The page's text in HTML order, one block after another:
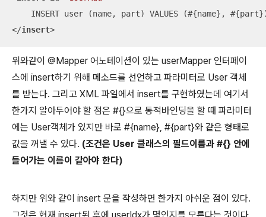
</insert>
위와같이 @Mapper 어노테이션이 있는 userMapper 인터페이
스에 insert하기 위해 메소드를 선언하고 파라미터로 User 객체
를 받는다. 그리고 XML 파일에서 insert를 구현하였는데 여기서
한가지 알아두어야 할 점은 #{}으로 동적바인딩을 할 때 파라미터
에는 User객체가 있지만 바로 #{name}, #{part}와 같은 형태로
값을 꺼낼 수 있다. (조건은 User 클래스의 필드이름과 #{} 안에
들어가는 이름이 같아야 한다)
하지만 위와 같이 insert 문을 작성하면 한가지 아쉬운 점이 있다.